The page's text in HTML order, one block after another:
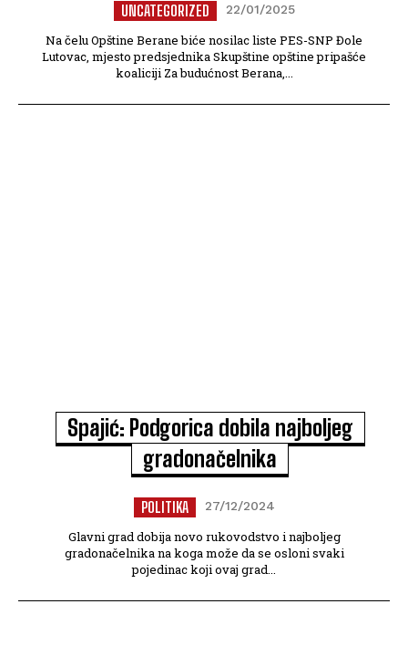
UNCATEGORIZED 22/01/2025
Na čelu Opštine Berane biće nosilac liste PES-SNP Đole
Lutovac, mjesto predsjednika Skupštine opštine pripašće
koaliciji Za budućnost Berana,...
Spajić: Podgorica dobila najboljeg
gradonačelnika
POLITIKA 27/12/2024
Glavni grad dobija novo rukovodstvo i najboljeg
gradonačelnika na koga može da se osloni svaki
pojedinac koji ovaj grad...